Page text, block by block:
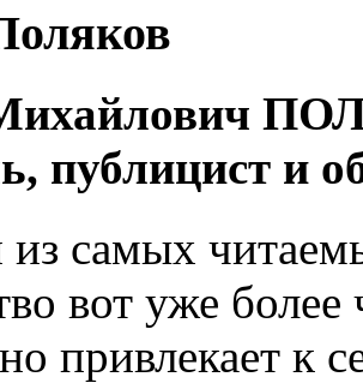
публицист и
самых
вот уже
привлекает к